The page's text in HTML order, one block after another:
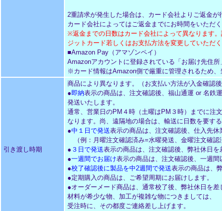
2重請求が発生した場合は、カード会社よりご返金が
カード会社によってはご返金までにお時間をいただ
※返金までの日数はカード会社によって異なります
ジットカード若しくはお支払方法を変更していただ
■Amazon Pay（アマゾンペイ）
Amazonアカウントに登録されている「お届け先住
※カード情報はAmazon側で厳重に管理されるため
引き渡し時期
商品により異なります。（お支払い方法が入金確認
●即納表示の商品は、注文確認後、福山通運 or 名鉄
発送いたします。
通常、営業日のPM４時（土曜はPM３時）までに注
なります。尚、遠隔地の場合は、輸送に日数を要す
●中１日で発送表示の商品は、注文確認後、仕入先
（例：月曜注文確認済み=水曜発送、金曜注文確認
● ３日で発送表示の商品は、注文確認後、弊社休日
●一週間でお届け表示の商品は、注文確認後、一週
●校了確認後に製品を中2週間で発送表示の商品は、
●定期購入の商品は、ご希望周期にお届けします。
●オーダーメード商品は、通常校了後、弊社休日を
材料が希少な物、加工が複雑な物につきましては、
受注時に、その都度ご連絡差し上げます。